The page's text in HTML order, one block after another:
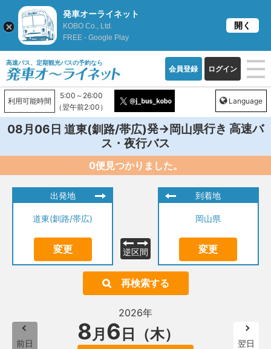
高速バス、定期観光バスの予約なら
会員登録 ログイン
利用可能時間
5:00～26:00
（翌午前2:00）
Language
08月06日 道東(釧路/帯広)発→岡山県行き 高速バ
ス・夜行バス
0便見つかりました。
出発地
道東(釧路/帯広)
変更 逆区間
到着地
岡山県
変更
再検索する
前日
2026年
8月 6 日（木） 翌日
発車オーライネット
KOBO Co., Ltd.
FREE - Google Play
開く